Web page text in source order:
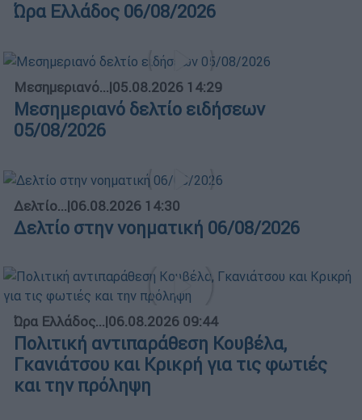
Ώρα Ελλάδος 06/08/2026
Μεσημεριανό...|05.08.2026 14:29
Μεσημεριανό δελτίο ειδήσεων
05/08/2026
Δελτίο...|06.08.2026 14:30
Δελτίο στην νοηματική 06/08/2026
Ώρα Ελλάδος...|06.08.2026 09:44
Πολιτική αντιπαράθεση Κουβέλα,
Γκανιάτσου και Κρικρή για τις φωτιές
και την πρόληψη